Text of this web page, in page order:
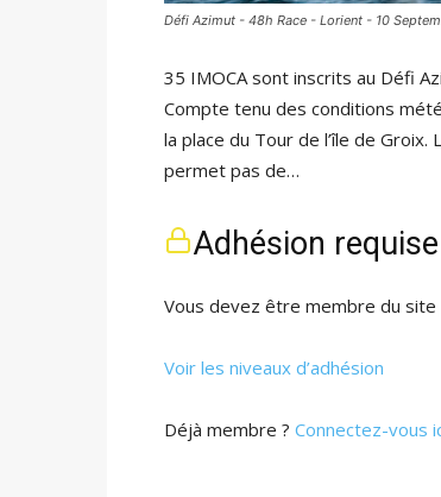
Défi Azimut - 48h Race - Lorient - 10
35 IMOCA sont inscrits au Défi
Compte tenu des conditions
la place du Tour de l’île de
permet pas de…
Adhésion requise
Vous devez être membre du site
Voir les niveaux d’adhésion
Déjà membre ? Connectez-vous